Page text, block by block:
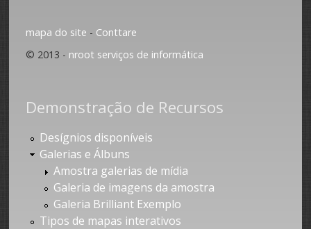
mapa do site - Conttare
© 2013 - nroot serviços de informática
Demonstração de Recursos
Desígnios disponíveis
Galerias e Álbuns
Amostra galerias de mídia
Galeria de imagens da amostra
Galeria Brilliant Exemplo
Tipos de mapas interativos